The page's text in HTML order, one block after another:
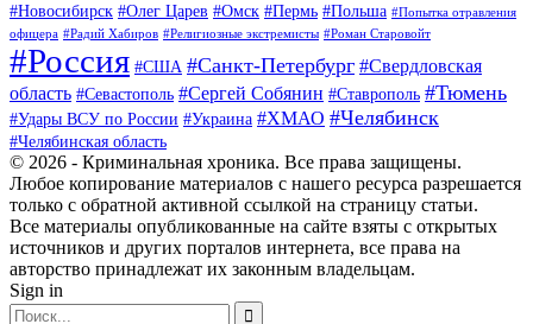
#Новосибирск #Олег Царев #Омск #Пермь #Польша #Попытка отравления
офицера #Радий Хабиров #Религиозные экстремисты #Роман Старовойт
#Россия #США #Санкт-Петербург #Свердловская
область #Севастополь #Сергей Собянин #Ставрополь #Тюмень
#Удары ВСУ по России #Украина #ХМАО #Челябинск
#Челябинская область
© 2026 - Криминальная хроника. Все права защищены.
Любое копирование материалов с нашего ресурса разрешается
только с обратной активной ссылкой на страницу статьи.
Все материалы опубликованные на сайте взяты с открытых
источников и других порталов интернета, все права на
авторство принадлежат их законным владельцам.
Sign in